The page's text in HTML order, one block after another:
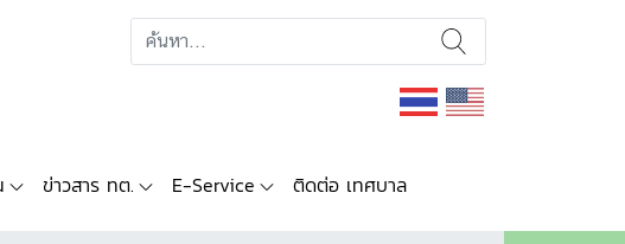
ข่าวสาร ทต. E-Service ติดต่อ เทศบาล